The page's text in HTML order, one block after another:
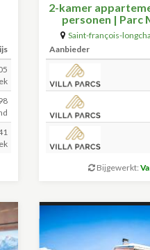
2-kamer
personen | Parc
Saint-françois-
Aanbieder
Bijgewerkt: